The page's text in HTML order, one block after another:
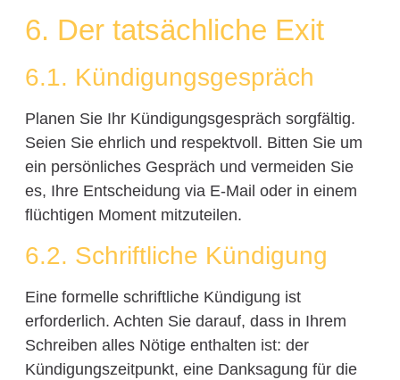
6. Der tatsächliche Exit
6.1. Kündigungsgespräch
Planen Sie Ihr Kündigungsgespräch sorgfältig.
Seien Sie ehrlich und respektvoll. Bitten Sie um
ein persönliches Gespräch und vermeiden Sie
es, Ihre Entscheidung via E-Mail oder in einem
flüchtigen Moment mitzuteilen.
6.2. Schriftliche Kündigung
Eine formelle schriftliche Kündigung ist
erforderlich. Achten Sie darauf, dass in Ihrem
Schreiben alles Nötige enthalten ist: der
Kündigungszeitpunkt, eine Danksagung für die